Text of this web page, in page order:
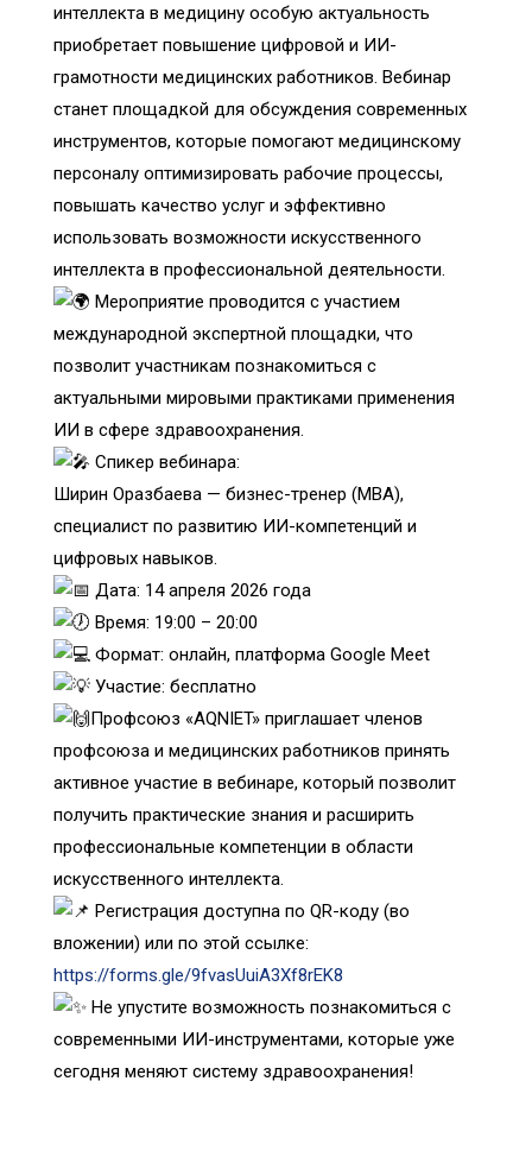
интеллекта в медицину особую актуальность
приобретает повышение цифровой и ИИ-
грамотности медицинских работников. Вебинар
станет площадкой для обсуждения современных
инструментов, которые помогают медицинскому
персоналу оптимизировать рабочие процессы,
повышать качество услуг и эффективно
использовать возможности искусственного
интеллекта в профессиональной деятельности.
Мероприятие проводится с участием
международной экспертной площадки, что
позволит участникам познакомиться с
актуальными мировыми практиками применения
ИИ в сфере здравоохранения.
Спикер вебинара:
Ширин Оразбаева — бизнес-тренер (MBA),
специалист по развитию ИИ-компетенций и
цифровых навыков.
Дата: 14 апреля 2026 года
Время: 19:00 – 20:00
Формат: онлайн, платформа Google Meet
Участие: бесплатно
Профсоюз «AQNIET» приглашает членов
профсоюза и медицинских работников принять
активное участие в вебинаре, который позволит
получить практические знания и расширить
профессиональные компетенции в области
искусственного интеллекта.
Регистрация доступна по QR-коду (во
вложении) или по этой ссылке:
https://forms.gle/9fvasUuiA3Xf8rEK8
Не упустите возможность познакомиться с
современными ИИ-инструментами, которые уже
сегодня меняют систему здравоохранения!